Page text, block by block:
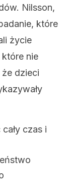
Nilsson,
które
życie
które nie
że dzieci
czas i